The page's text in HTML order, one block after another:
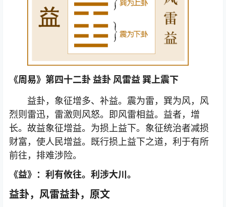
《周易》第四十二卦 益卦 风雷益 巽上震下
益卦，象征增多、补益。震为雷，巽为风，风
烈则雷迅，雷激则风怒。即风雷相益。益者，增
长。故益象征增益。为损上益下。象征统治者减损
财富，使人民增益。既行损上益下之道，利于有所
前往，排难涉险。
《益》：利有攸往。利涉大川。
益卦，风雷益卦，原文